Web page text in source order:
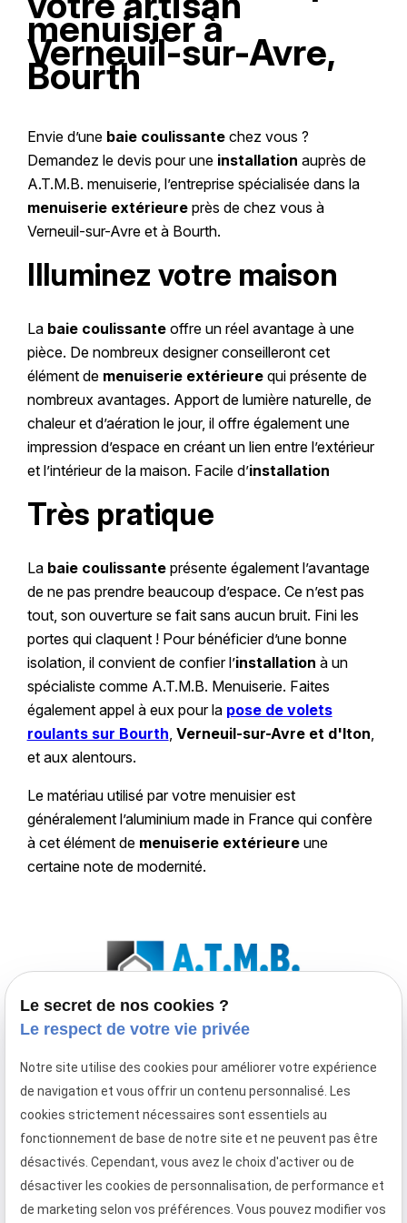
les vantaux coulissent sans aucun effort. Vous
habitez Verneuil-sur-Avre, Senonches et
alentours ? Dessinons ensemble les contours de
votre futur chez-vous. Contactez-nous pour
votre projet de construction.
volet roulant intégré motorisé.
menuisier à
Verneuil-sur-Avre,
Bourth
Envie d’une baie coulissantechez vous ?
Demandez le devis pour une installation auprès de
A.T.M.B. menuiserie, l’entreprise spécialisée dans la
menuiserie extérieureprès de chez vous à
Verneuil-sur-Avre et à Bourth.
Illuminez votre maison
La baie coulissanteoffre un réel avantage à une
pièce. De nombreux designer conseilleront cet
élément de menuiserie extérieurequi présente de
nombreux avantages. Apport de lumière naturelle, de
chaleur et d’aération le jour, il offre également une
impression d’espace en créant un lien entre l’extérieur
et l’intérieur de la maison. Facile d’installation
Très pratique
La baie coulissanteprésente également l’avantage
de ne pas prendre beaucoup d’espace. Ce n’est pas
tout, son ouverture se fait sans aucun bruit. Fini les
portes qui claquent ! Pour bénéficier d’une bonne
isolation, il convient de confier l’installation à un
spécialiste comme A.T.M.B. Menuiserie. Faites
également appel à eux pour la pose de volets
roulants sur Bourth, Verneuil-sur-Avre et d'Iton,
et aux alentours.
Le matériau utilisé par votre menuisier est
généralement l’aluminium made in France qui confère
à cet élément de menuiserie extérieureune
certaine note de modernité.
en fenêtre, porte-fenêtre, baie coulissante,
porte d'entrée, volet roulant et
porte de garage à enroulement
Téléphone
02 49 88 05 45
Adresse Horaires
08:30 -
Le secret de nos cookies ?
Le respect de votre vie privée
Notre site utilise des cookies pour améliorer votre expérience
de navigation et vous offrir un contenu personnalisé. Les
cookies strictement nécessaires sont essentiels au
fonctionnement de base de notre site et ne peuvent pas être
désactivés. Cependant, vous avez le choix d'activer ou de
désactiver les cookies de personnalisation, de performance et
de marketing selon vos préférences. Vous pouvez modifier vos